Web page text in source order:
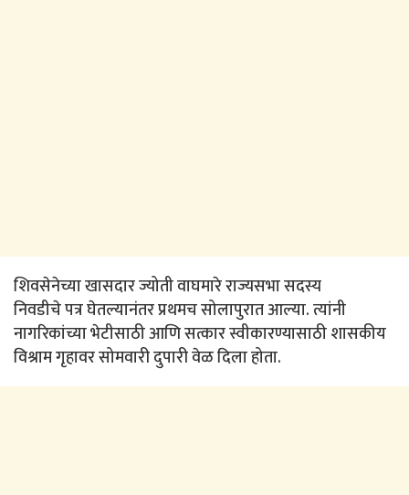
शिवसेनेच्या खासदार ज्योती वाघमारे राज्यसभा सदस्य
निवडीचे पत्र घेतल्यानंतर प्रथमच सोलापुरात आल्या. त्यांनी
नागरिकांच्या भेटीसाठी आणि सत्कार स्वीकारण्यासाठी शासकीय
विश्राम गृहावर सोमवारी दुपारी वेळ दिला होता.